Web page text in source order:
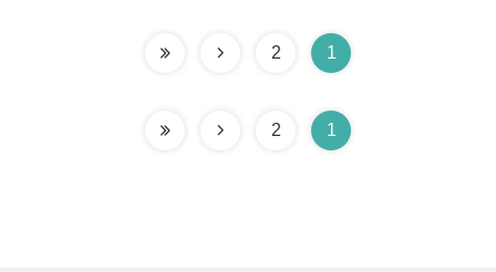
1
2
1
2